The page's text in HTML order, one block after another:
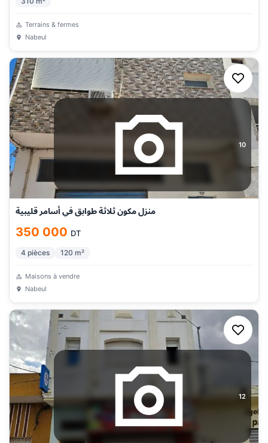
Terrains & fermes
Nabeul
10
منزل مكون ثلاثة طوابق في أسامر قليبية
350 000 DT
4 pièces 120 m²
Maisons à vendre
Nabeul
12